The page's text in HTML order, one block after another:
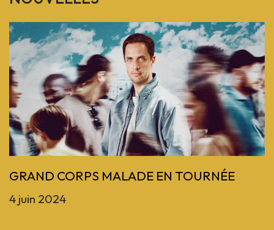
GRAND CORPS MALADE EN TOURNÉE
4 juin 2024
Previous